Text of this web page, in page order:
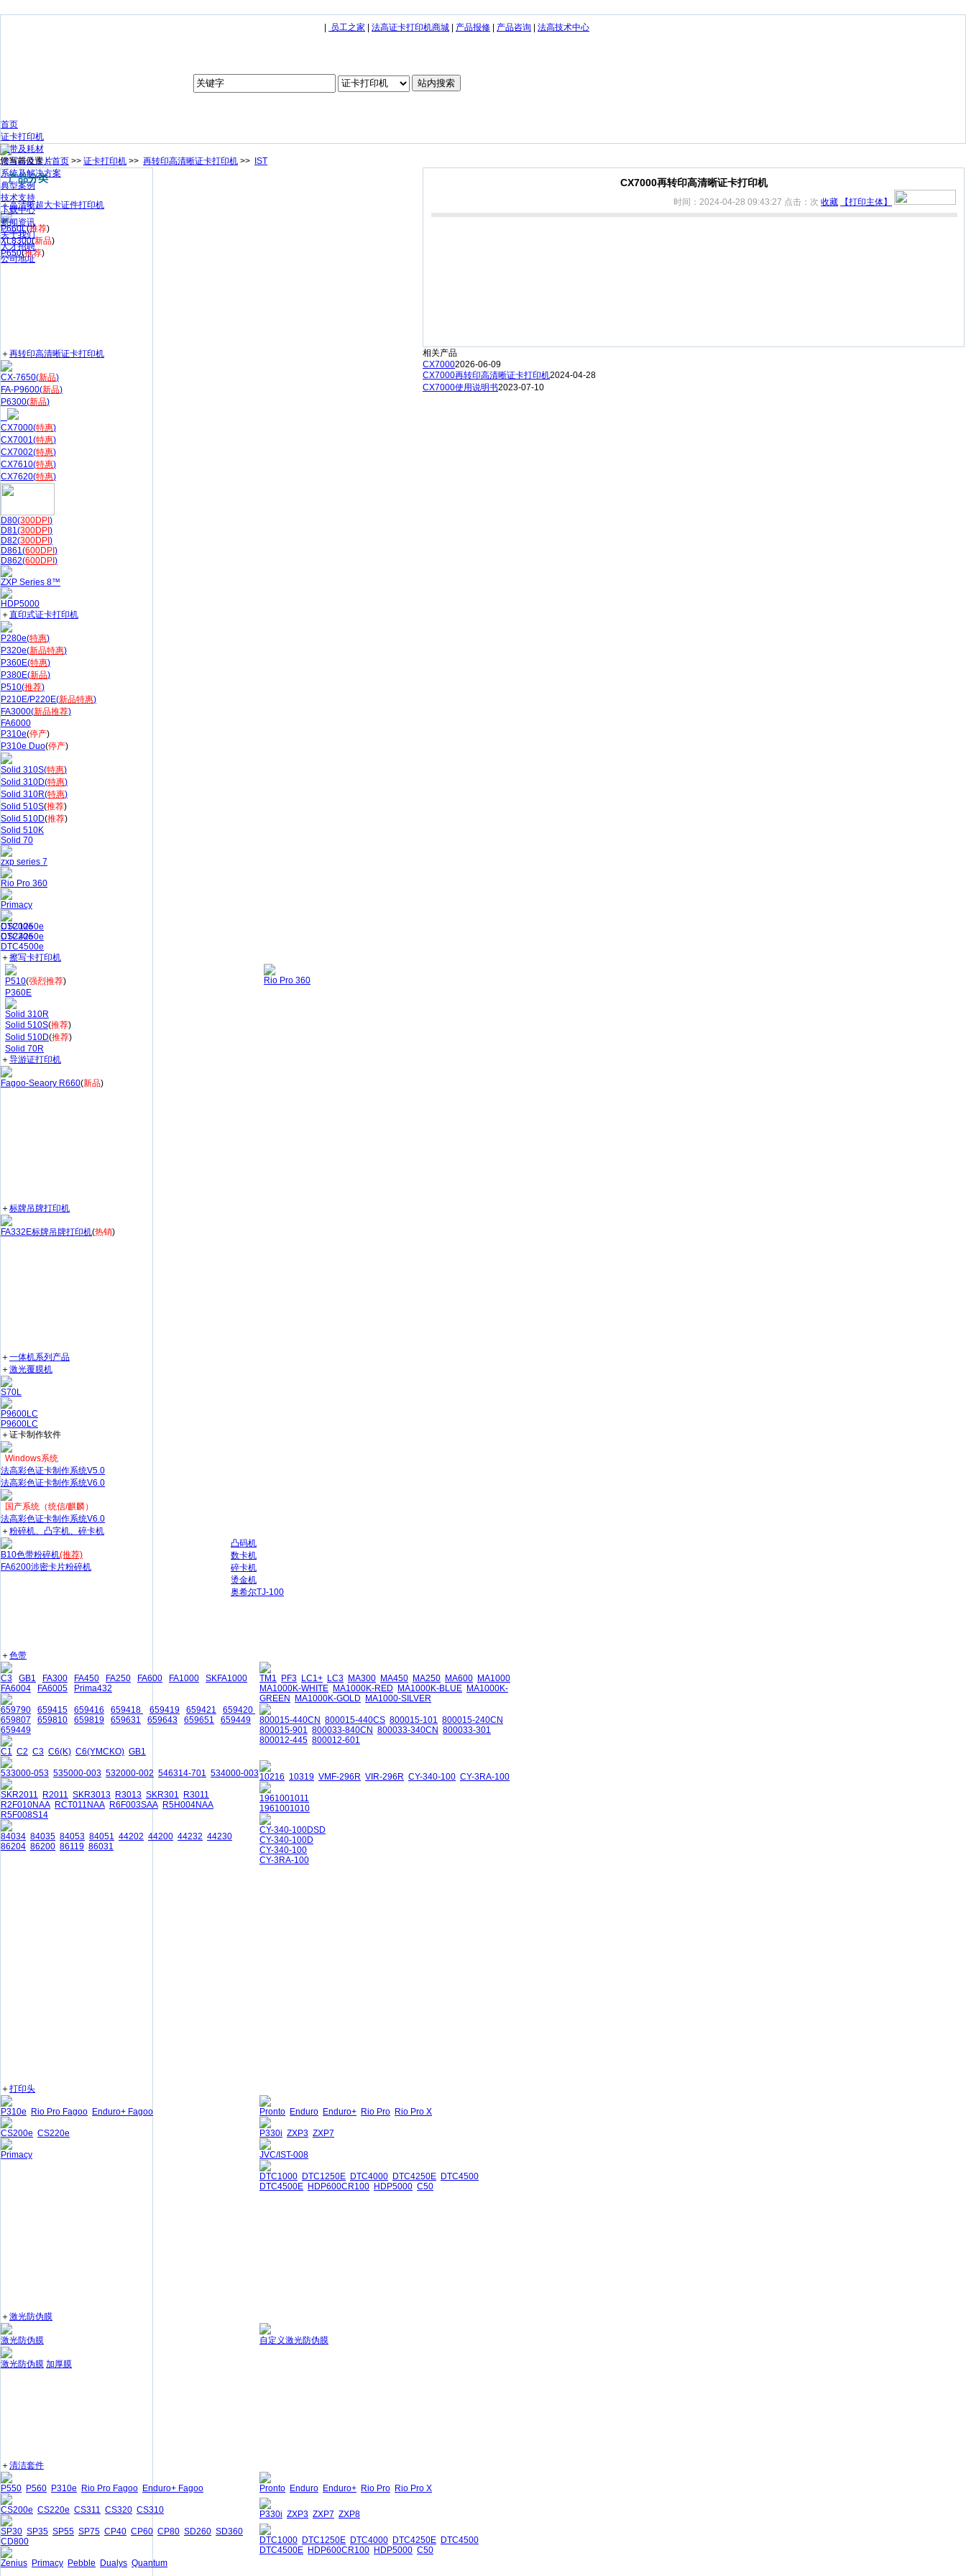
员工之家 法高证卡打印机商城 产品报修 产品咨询 法高技术中心
首页
证卡打印机
色带及耗材
读写器及卡片
系统及解决方案
典型案例
技术支持
下载中心
新闻资讯
关于我们
人才招聘
公司地址
您当前位置：首页 >> 证卡打印机 >> 再转印高清晰证卡打印机 >> IST
CX7000再转印高清晰证卡打印机
时间：2024-04-28 09:43:27 点击： 次 收藏 【打印主体】
相关产品
CX70002026-06-09
CX7000再转印高清晰证卡打印机2024-04-28
CX7000使用说明书2023-07-10
产品分类
＋高清晰超大卡证件打印机
P660L(推荐)
XL8300(新品)
P650(推荐)
＋再转印高清晰证卡打印机
CX-7650(新品)
FA-P9600(新品)
P6300(新品)
CX7000(特惠)
CX7001(特惠)
CX7002(特惠)
CX7610(特惠)
CX7620(特惠)
D80(300DPI )
D81(300DPI )
D82(300DPI )
D861(600DPI )
D862(600DPI )
ZXP Series 8™
HDP5000
＋直印式证卡打印机
P280e(特惠)
P320e(新品特惠)
P360E(特惠)
P380E(新品)
P510(推荐)
P210E/P220E(新品特惠)
FA3000(新品推荐)
FA6000
P310e(停产)
P310e Duo(停产)
Solid 310S(特惠)
Solid 310D(特惠)
Solid 310R(特惠)
Solid 510S(推荐)
Solid 510D(推荐)
Solid 510K
Solid 70
zxp series 7
Rio Pro 360
Primacy
CS200e
CS220e
DTC1250e
DTC4250e
DTC4500e
＋擦写卡打印机
P510(强烈推荐)
P360E
Solid 310R
Solid 510S(推荐)
Solid 510D(推荐)
Solid 70R
Rio Pro 360
＋导游证打印机
Fagoo-Seaory R660(新品)
＋标牌吊牌打印机
FA332E标牌吊牌打印机(热销)
＋一体机系列产品
＋激光覆膜机
S70L
P9600LC
P9600LC
＋证卡制作软件
Windows系统
法高彩色证卡制作系统V5.0
法高彩色证卡制作系统V6.0
国产系统（统信/麒麟）
法高彩色证卡制作系统V6.0
＋粉碎机、凸字机、碎卡机
B10色带粉碎机(推荐)
FA6200涉密卡片粉碎机
凸码机
数卡机
碎卡机
烫金机
奥希尔TJ-100
＋色带
C3 GB1 FA300 FA450 FA250 FA600 FA1000
SKFA1000
FA6004
FA6005 Prima432
659790 659415 659416 659418 659419 659421
659420
659807
659810 659819 659631 659643 659651
659449
659449
C1 C2 C3 C6(K) C6(YMCKO) GB1
533000-053 535000-003 532000-002 546314-701 534000-003
SKR2011 R2011 SKR3013 R3013 SKR301
R3011
R2F010NAA RCT011NAA R6F003SAA R5H004NAA
R5F008S14
84034 84035 84053 84051 44202 44200 44232 44230
86204 86200 86119 86031
TM1 PF3 LC1+ LC3 MA300 MA450 MA250 MA600 MA1000
MA1000K-WHITE MA1000K-RED MA1000K-BLUE MA1000K-
GREEN
MA1000K-GOLD MA1000-SILVER
800015-440CN 800015-440CS 800015-101 800015-240CN
800015-901 800033-840CN 800033-340CN 800033-301
800012-445 800012-601
10216 10319 VMF-296R VIR-296R CY-340-100 CY-3RA-100
1961001011
1961001010
CY-340-100DSD
CY-340-100D
CY-340-100
CY-3RA-100
＋打印头
P310e Rio Pro Fagoo Enduro+ Fagoo
CS200e CS220e
Primacy
Pronto Enduro Enduro+ Rio Pro Rio Pro X
P330i ZXP3 ZXP7
JVC/IST-008
DTC1000 DTC1250E DTC4000 DTC4250E DTC4500
DTC4500E HDP600CR100 HDP5000 C50
＋激光防伪膜
激光防伪膜
激光防伪膜 加厚膜
自定义激光防伪膜
＋清洁套件
P550 P560 P310e Rio Pro Fagoo Enduro+ Fagoo
CS200e CS220e CS311 CS320 CS310
SP30 SP35 SP55 SP75 CP40 CP60 CP80 SD260 SD360
CD800
Zenius Primacy Pebble Dualys Quantum
Pronto Enduro Enduro+ Rio Pro Rio Pro X
P330i ZXP3 ZXP7 ZXP8
DTC1000 DTC1250E DTC4000 DTC4250E DTC4500
DTC4500E HDP600CR100 HDP5000 C50